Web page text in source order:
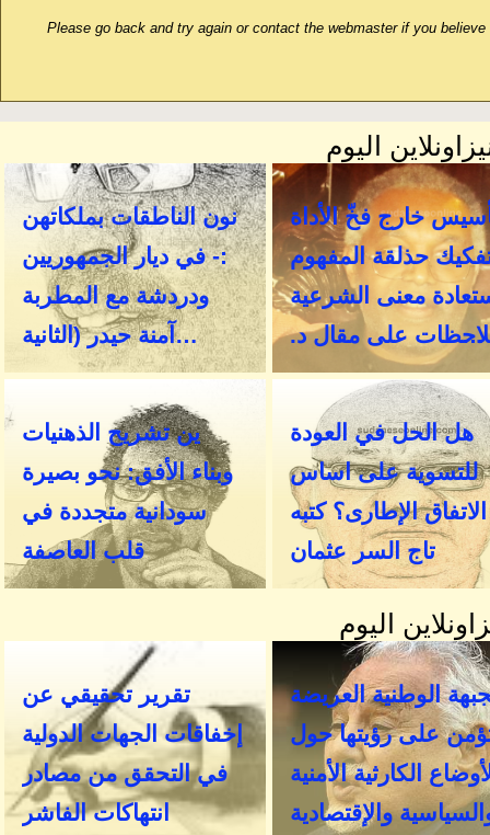
Please go back and try again or contact the webmaster if you